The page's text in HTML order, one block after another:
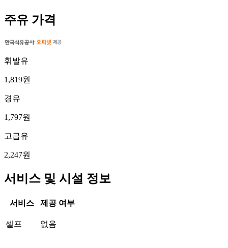
주유 가격
휘발유
1,819원
경유
1,797원
고급유
2,247원
서비스 및 시설 정보
서비스 제공 여부
셀프 없음